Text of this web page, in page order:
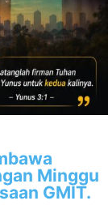
Minggu
GMIT.